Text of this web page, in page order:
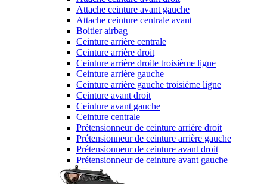
Attache ceinture avant gauche
Attache ceinture centrale avant
Boitier airbag
Ceinture arrière centrale
Ceinture arrière droit
Ceinture arrière droite troisième ligne
Ceinture arrière gauche
Ceinture arrière gauche troisième ligne
Ceinture avant droit
Ceinture avant gauche
Ceinture centrale
Prétensionneur de ceinture arrière droit
Prétensionneur de ceinture arrière gauche
Prétensionneur de ceinture avant droit
Prétensionneur de ceinture avant gauche